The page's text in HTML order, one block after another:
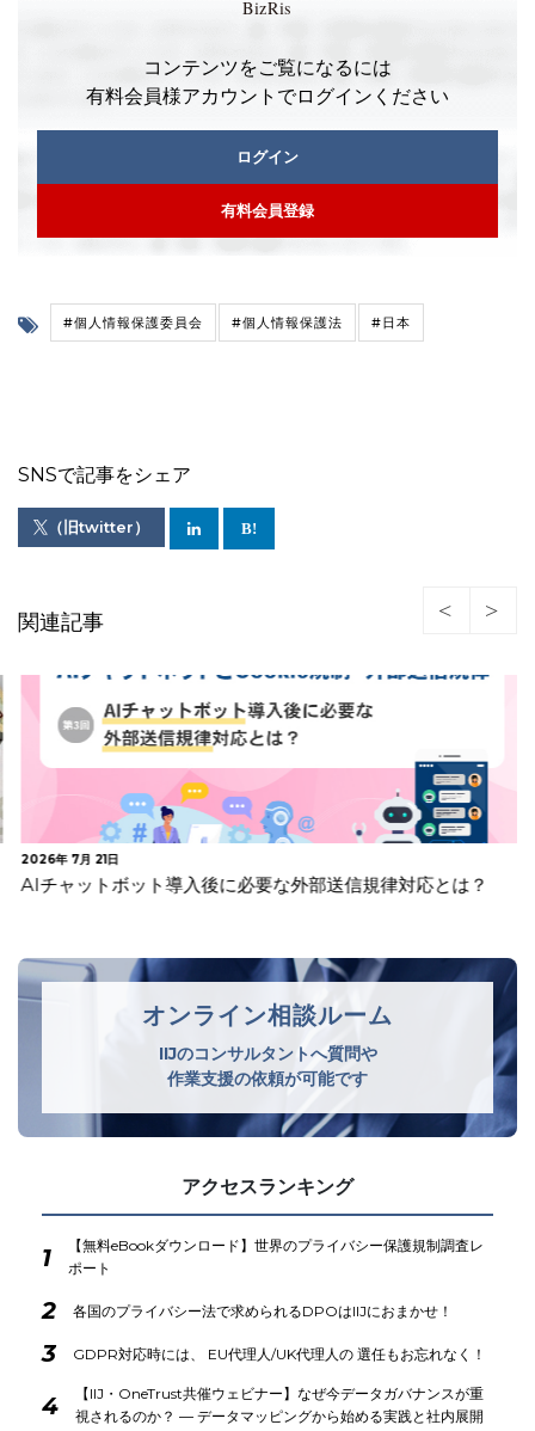
コンテンツをご覧になるには
有料会員様アカウントでログインください
ログイン
有料会員登録
#個人情報保護委員会 #個人情報保護法 #日本
SNSで記事をシェア
（旧twitter）
関連記事
2026年 7月 21日
AIチャットボット導入後に必要な外部送信規律対応とは？
オンライン相談ルーム
IIJのコンサルタントへ質問や
作業支援の依頼が可能です
アクセスランキング
1
【無料eBookダウンロード】世界のプライバシー保護規制調査レ
ポート
2 各国のプライバシー法で求められるDPOはIIJにおまかせ！
3 GDPR対応時には、 EU代理人/UK代理人の 選任もお忘れなく！
4
【IIJ・OneTrust共催ウェビナー】なぜ今データガバナンスが重
視されるのか？ ― データマッピングから始める実践と社内展開